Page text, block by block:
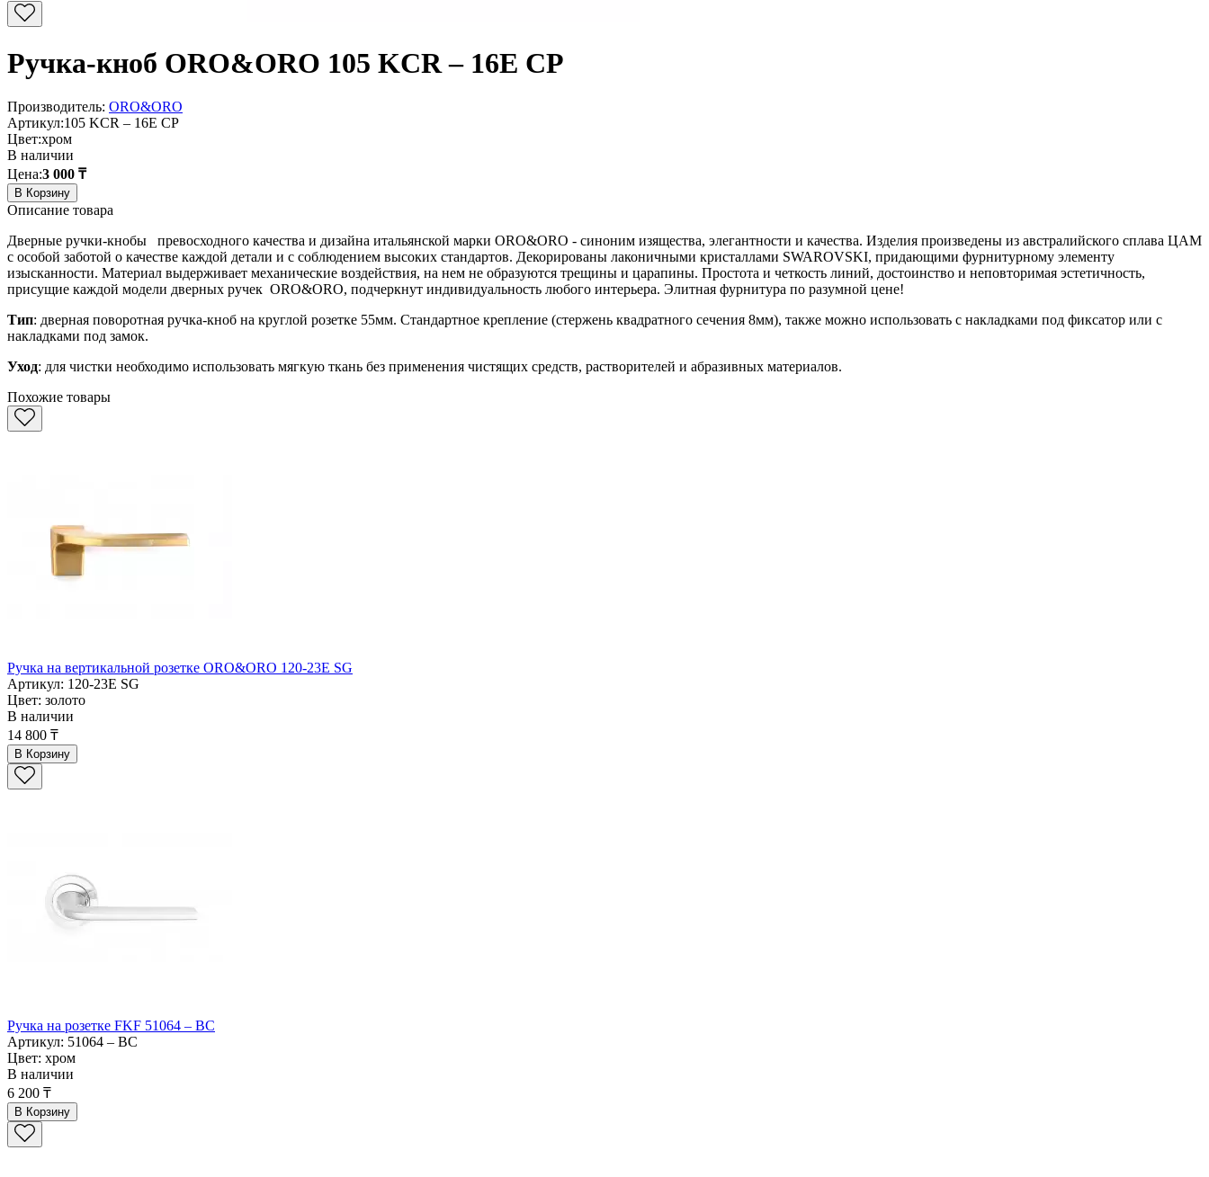
Ручка-кноб ORO&ORO 105 KCR – 16E CP
Производитель: ORO&ORO
Артикул:105 KCR – 16E CP
Цвет:хром
В наличии
Цена:3 000 ₸
В Корзину
Описание товара
Дверные ручки-кнобы превосходного качества и дизайна итальянской марки ORO&ORO - синоним изящества, элегантности и качества. Изделия произведены из австралийского сплава ЦАМ
с особой заботой о качестве каждой детали и с соблюдением высоких стандартов. Декорированы лаконичными кристаллами SWAROVSKI, придающими фурнитурному элементу
изысканности. Материал выдерживает механические воздействия, на нем не образуются трещины и царапины. Простота и четкость линий, достоинство и неповторимая эстетичность,
присущие каждой модели дверных ручек ORO&ORO, подчеркнут индивидуальность любого интерьера. Элитная фурнитура по разумной цене!
Тип: дверная поворотная ручка-кноб на круглой розетке 55мм. Стандартное крепление (стержень квадратного сечения 8мм), также можно использовать с накладками под фиксатор или с
накладками под замок.
Уход: для чистки необходимо использовать мягкую ткань без применения чистящих средств, растворителей и абразивных материалов.
Похожие товары
Ручка на вертикальной розетке ORO&ORO 120-23Е SG
Артикул: 120-23Е SG
Цвет: золото
В наличии
14 800 ₸
В Корзину
Ручка на розетке FKF 51064 – BC
Артикул: 51064 – BC
Цвет: хром
В наличии
6 200 ₸
В Корзину